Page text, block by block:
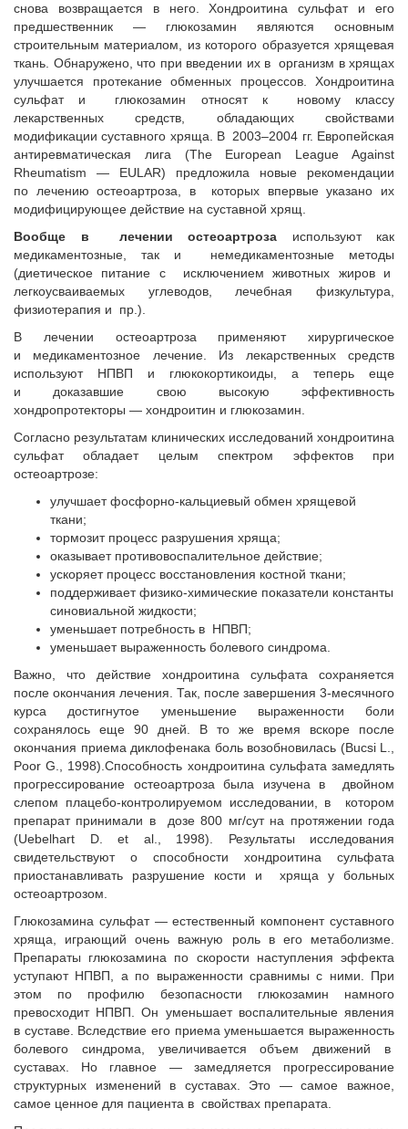
снова возвращается в него. Хондроитина сульфат и его
предшественник — глюкозамин являются основным
строительным материалом, из которого образуется хрящевая
ткань. Обнаружено, что при введении их в организм в хрящах
улучшается протекание обменных процессов. Хондроитина
сульфат и глюкозамин относят к новому классу
лекарственных средств, обладающих свойствами
модификации суставного хряща. В 2003–2004 гг. Европейская
антиревматическая лига (The European League Against
Rheumatism — EULAR) предложила новые рекомендации
по лечению остеоартроза, в которых впервые указано их
модифицирующее действие на суставной хрящ.
Вообще в лечении остеоартроза используют как
медикаментозные, так и немедикаментозные методы
(диетическое питание с исключением животных жиров и
легкоусваиваемых углеводов, лечебная физкультура,
физиотерапия и пр.).
В лечении остеоартроза применяют хирургическое
и медикаментозное лечение. Из лекарственных средств
используют НПВП и глюкокортикоиды, а теперь еще
и доказавшие свою высокую эффективность
хондропротекторы — хондроитин и глюкозамин.
Согласно результатам клинических исследований хондроитина
сульфат обладает целым спектром эффектов при
остеоартрозе:
улучшает фосфорно-кальциевый обмен хрящевой
ткани;
тормозит процесс разрушения хряща;
оказывает противовоспалительное действие;
ускоряет процесс восстановления костной ткани;
поддерживает физико-химические показатели константы
синовиальной жидкости;
уменьшает потребность в НПВП;
уменьшает выраженность болевого синдрома.
Важно, что действие хондроитина сульфата сохраняется
после окончания лечения. Так, после завершения 3-месячного
курса достигнутое уменьшение выраженности боли
сохранялось еще 90 дней. В то же время вскоре после
окончания приема диклофенака боль возобновилась (Bucsi L.,
Poor G., 1998).Способность хондроитина сульфата замедлять
прогрессирование остеоартроза была изучена в двойном
слепом плацебо-контролируемом исследовании, в котором
препарат принимали в дозе 800 мг/сут на протяжении года
(Uebelhart D. et al., 1998). Результаты исследования
свидетельствуют о способности хондроитина сульфата
приостанавливать разрушение кости и хряща у больных
остеоартрозом.
Глюкозамина сульфат — естественный компонент суставного
хряща, играющий очень важную роль в его метаболизме.
Препараты глюкозамина по скорости наступления эффекта
уступают НПВП, а по выраженности сравнимы с ними. При
этом по профилю безопасности глюкозамин намного
превосходит НПВП. Он уменьшает воспалительные явления
в суставе. Вследствие его приема уменьшается выраженность
болевого синдрома, увеличивается объем движений в
суставах. Но главное — замедляется прогрессирование
структурных изменений в суставах. Это — самое важное,
самое ценное для пациента в свойствах препарата.